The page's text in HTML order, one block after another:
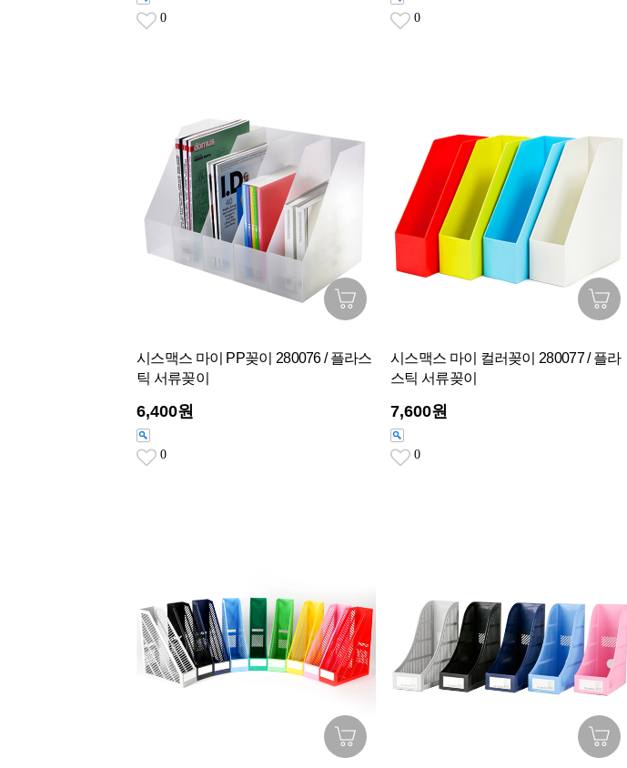
0 0
시스맥스 마이 PP꽂이 280076 / 플라스
틱 서류꽂이
6,400원
0
시스맥스 마이 컬러꽂이 280077 / 플라
스틱 서류꽂이
7,600원
0